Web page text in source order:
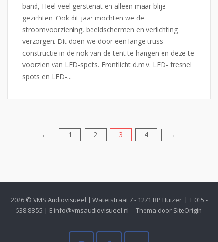
band, Heel veel gerstenat en alleen maar blije
gezichten. Ook dit jaar mochten we de
stroomvoorziening, beeldschermen en verlichting
verzorgen. Dit doen we door een lange truss-
constructie in de nok van de tent te hangen en deze te
voorzien van LED-spots. Frontlicht d.m.v. LED- fresnel
spots en LED-...
Berichten
← 1 2 3 4 →
2026 © VMS Audiovisueel | Waterstraat 7 - 1271 RP Huizen | T 035 -
538 88 55 | E info@vmsaudiovisueel.nl
Thema door SiteOrigin